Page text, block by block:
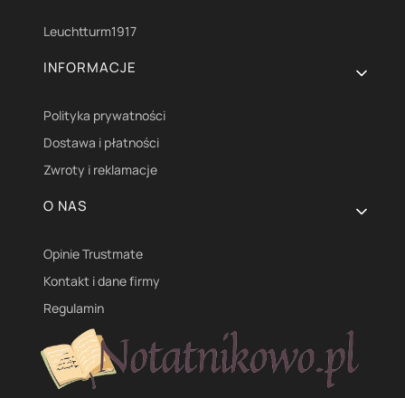
Leuchtturm1917
INFORMACJE
Polityka prywatności
Dostawa i płatności
Zwroty i reklamacje
O NAS
Opinie Trustmate
Kontakt i dane firmy
Regulamin